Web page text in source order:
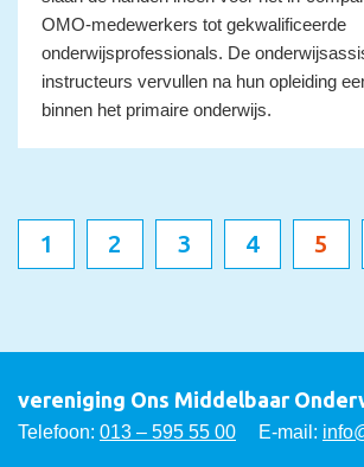
OMO-medewerkers tot gekwalificeerde
onderwijsprofessionals. De
instructeurs vervullen na hun opleiding
binnen het primaire onderwijs.
1 2 3 4 5
vereniging Ons Middelbaar
Telefoon: 013 – 595 55 00 E-mail: